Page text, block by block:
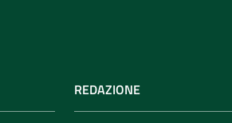
REDAZIONE